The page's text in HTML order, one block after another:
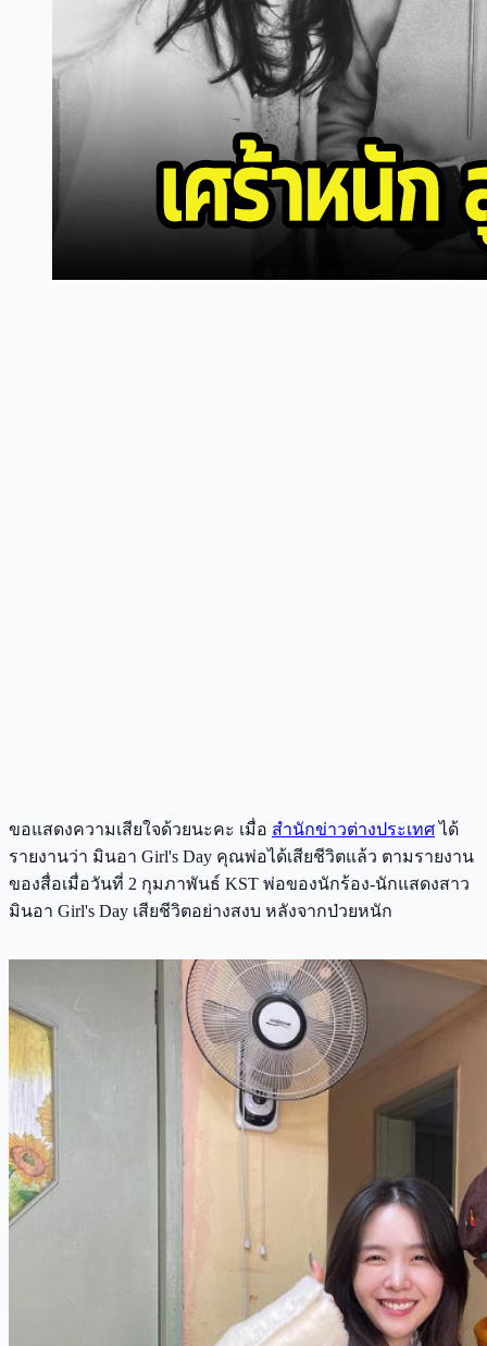
ขอแสดงความเสียใจด้วยนะคะ เมื่อ สำนักข่าวต่างประเทศได้
รายงานว่า มินอา Girl's Day คุณพ่อได้เสียชีวิตแล้ว ตามรายงาน
ของสื่อเมื่อวันที่ 2 กุมภาพันธ์ KST พ่อของนักร้อง-นักแสดงสาว
มินอา Girl's Day เสียชีวิตอย่างสงบ หลังจากป่วยหนัก